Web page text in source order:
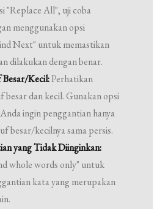
"Replace All", uji coba
menggunakan opsi
Next" untuk memastikan
dilakukan dengan benar.
Kecil:Perhatikan
besar dan kecil. Gunakan opsi
ingin penggantian hanya
besar/kecilnya sama persis.
yang Tidak Diinginkan:
whole words only" untuk
kata yang merupakan